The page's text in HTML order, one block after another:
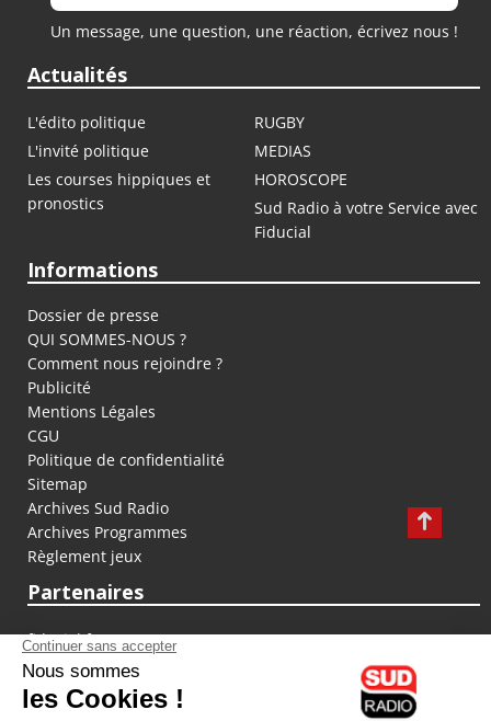
Un message, une question, une réaction, écrivez nous !
Actualités
L'édito politique
RUGBY
L'invité politique
MEDIAS
Les courses hippiques et
pronostics
HOROSCOPE
Sud Radio à votre Service avec
Fiducial
Informations
Dossier de presse
QUI SOMMES-NOUS ?
Comment nous rejoindre ?
Publicité
Mentions Légales
CGU
Politique de confidentialité
Sitemap
Archives Sud Radio
Archives Programmes
Règlement jeux
Partenaires
fiducial.fr
lyoncapitale.fr
olympique-et-lyonnais.com